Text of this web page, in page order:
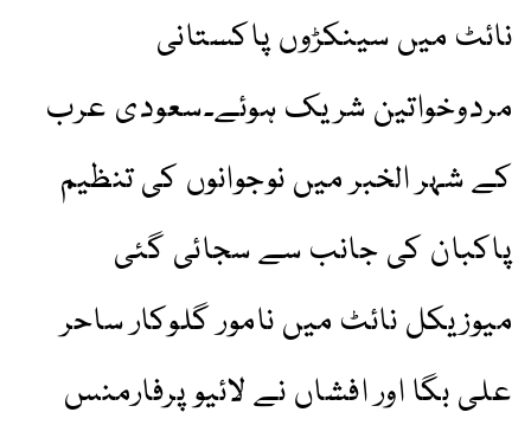
نائٹ میں سینکڑوں پاکستانی
مردوخواتین شریک ہوئے۔سعودی عرب
کے شہر الخبر میں نوجوانوں کی تنظیم
پاکبان کی جانب سے سجائی گئی
میوزیکل نائٹ میں نامور گلوکار ساحر
علی بگا اور افشاں نے لائیو پرفارمنس